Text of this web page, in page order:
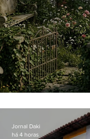
Jornal Daki
há 4 horas